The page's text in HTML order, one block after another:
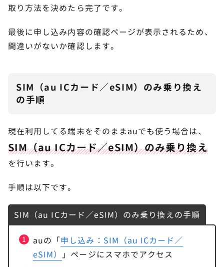
取り方法を決めたら完了です。
最後に申し込み内容の確認ページが表示されるため、
間違いがないか確認します。
SIM（au ICカード／eSIM）のみ乗り換え
の手順
現在利用してる端末をそのままauでも使う場合は、
SIM（au ICカード／eSIM）のみ乗り換え
を行います。
手順は以下です。
SIM（au ICカード／eSIM）のみ乗り換えの手順
auの「申し込み：SIM（au ICカード／
eSIM）
」ページにスマホでアクセス